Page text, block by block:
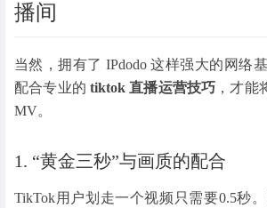
播间
当然，拥有了 IPdodo 这样强大的网络
配合专业的 tiktok 直播运营技巧 ，才能
MV。
1. “黄金三秒”与画质的配合
TikTok用户划走一个视频只需要0.5秒